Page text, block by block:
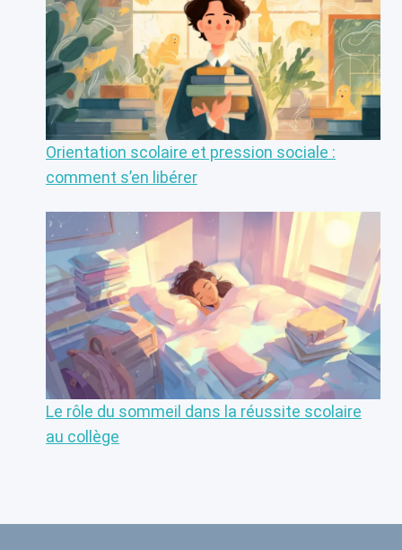
Orientation scolaire et pression sociale :
comment s’en libérer
Le rôle du sommeil dans la réussite scolaire
au collège